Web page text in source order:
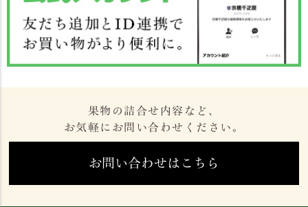
果物の詰合せ内容など、
お気軽にお問い合わせください。
お問い合わせはこちら